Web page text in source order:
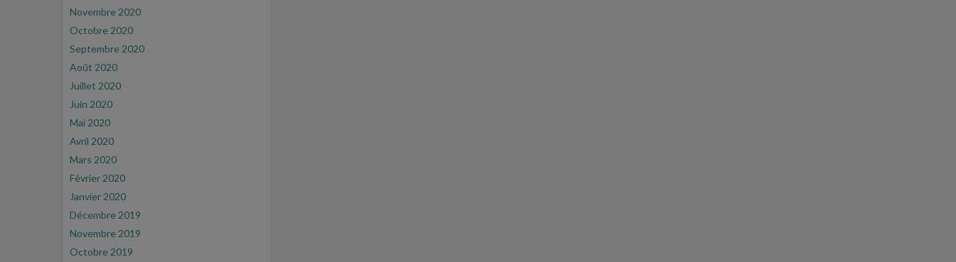
Novembre 2020
Octobre 2020
Septembre 2020
Août 2020
Juillet 2020
Juin 2020
Mai 2020
Avril 2020
Mars 2020
Février 2020
Janvier 2020
Décembre 2019
Novembre 2019
Octobre 2019